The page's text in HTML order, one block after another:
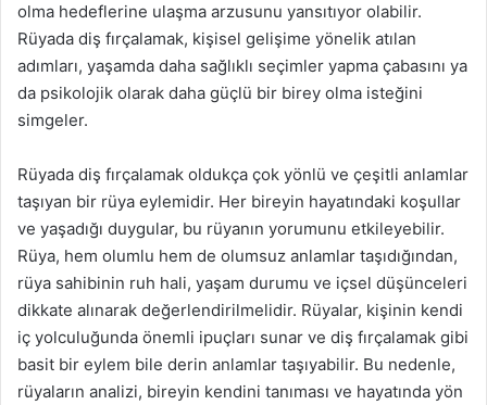
olma hedeflerine ulaşma arzusunu yansıtıyor olabilir.
Rüyada diş fırçalamak, kişisel gelişime yönelik atılan
adımları, yaşamda daha sağlıklı seçimler yapma çabasını ya
da psikolojik olarak daha güçlü bir birey olma isteğini
simgeler.
Rüyada diş fırçalamak oldukça çok yönlü ve çeşitli anlamlar
taşıyan bir rüya eylemidir. Her bireyin hayatındaki koşullar
ve yaşadığı duygular, bu rüyanın yorumunu etkileyebilir.
Rüya, hem olumlu hem de olumsuz anlamlar taşıdığından,
rüya sahibinin ruh hali, yaşam durumu ve içsel düşünceleri
dikkate alınarak değerlendirilmelidir. Rüyalar, kişinin kendi
iç yolculuğunda önemli ipuçları sunar ve diş fırçalamak gibi
basit bir eylem bile derin anlamlar taşıyabilir. Bu nedenle,
rüyaların analizi, bireyin kendini tanıması ve hayatında yön